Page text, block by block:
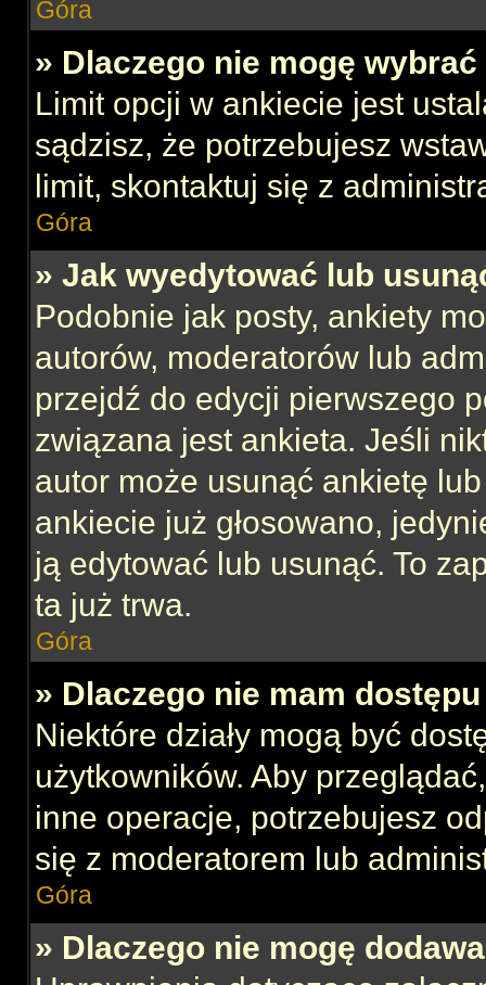
Góra
» Dlaczego nie mogę
Limit opcji w ankiecie jest
sądzisz, że potrzebujesz
limit, skontaktuj się z
Góra
» Jak wyedytować lub
Podobnie jak posty, ankiety
autorów, moderatorów lub
przejdź do edycji pierwszego
związana jest ankieta. Jeśli
autor może usunąć ankietę
ankiecie już głosowano,
ją edytować lub usunąć. To
ta już trwa.
Góra
» Dlaczego nie mam dostępu
Niektóre działy mogą być
użytkowników. Aby
inne operacje, potrzebujesz
się z moderatorem lub
Góra
» Dlaczego nie mogę